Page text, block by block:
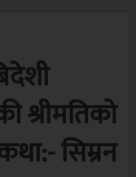
श्रीमतिको
सिम्रन